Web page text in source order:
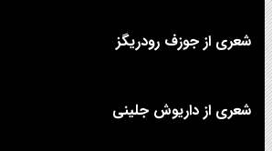
شعری از جوزف رودریگز
شعری از داریوش جلینی